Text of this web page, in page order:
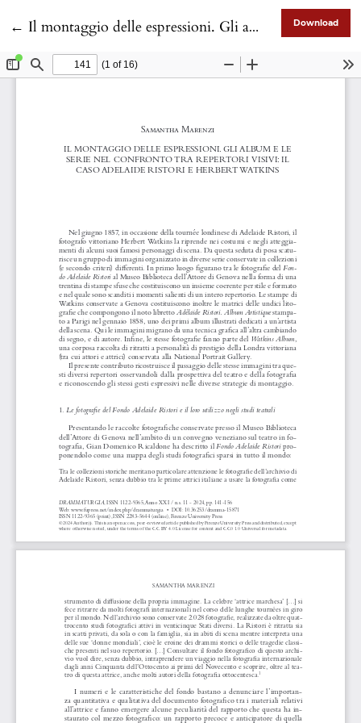
← Return to Article Details
Il montaggio delle espressioni. Gli album e le serie nel confronto tra repertori visivi: il caso Adelaide Ristori e Herbert Watkins Download